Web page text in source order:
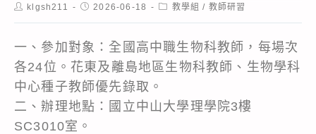
Postklgsh211
Post2026-06-18
Post教學組 / 教師研習
一、參加對象：全國高中職生物科教師，每場次
各24位。花東及離島地區生物科教師、生物學科
中心種子教師優先錄取。
二、辦理地點：國立中山大學理學院3樓
SC3010室。